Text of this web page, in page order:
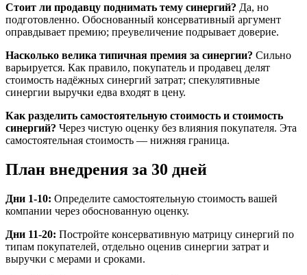
Стоит ли продавцу поднимать тему синергий? Да, но
подготовленно. Обоснованный консервативный аргумент
оправдывает премию; преувеличение подрывает доверие.
Насколько велика типичная премия за синергии? Сильно
варьируется. Как правило, покупатель и продавец делят
стоимость надёжных синергий затрат; спекулятивные
синергии выручки едва входят в цену.
Как разделить самостоятельную стоимость и стоимость
синергий? Через чистую оценку без влияния покупателя. Эта
самостоятельная стоимость — нижняя граница.
План внедрения за 30 дней
Дни 1-10: Определите самостоятельную стоимость вашей
компании через обоснованную оценку.
Дни 11-20: Постройте консервативную матрицу синергий по
типам покупателей, отдельно оценив синергии затрат и
выручки с мерами и сроками.